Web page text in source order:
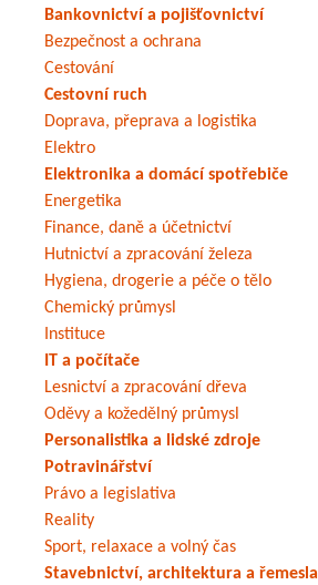
Bankovnictví a pojišťovnictví
Bezpečnost a ochrana
Cestování
Cestovní ruch
Doprava, přeprava a logistika
Elektro
Elektronika a domácí spotřebiče
Energetika
Finance, daně a účetnictví
Hutnictví a zpracování železa
Hygiena, drogerie a péče o tělo
Chemický průmysl
Instituce
IT a počítače
Lesnictví a zpracování dřeva
Oděvy a kožedělný průmysl
Personalistika a lidské zdroje
Potravinářství
Právo a legislativa
Reality
Sport, relaxace a volný čas
Stavebnictví, architektura a řemesla